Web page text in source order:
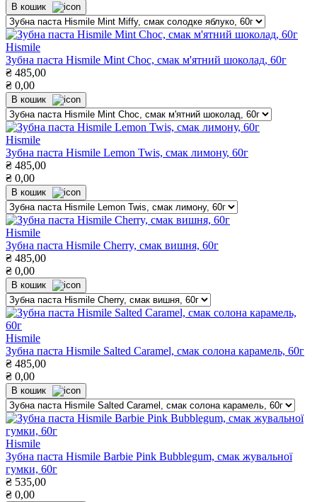
В кошик
Hismile
Зубна паста Hismile Mint Choc, смак м'ятний шоколад, 60г
₴ 485,00
₴ 0,00
В кошик
Hismile
Зубна паста Hismile Lemon Twis, смак лимону, 60г
₴ 485,00
₴ 0,00
В кошик
Hismile
Зубна паста Hismile Cherry, смак вишня, 60г
₴ 485,00
₴ 0,00
В кошик
Hismile
Зубна паста Hismile Salted Caramel, смак солона карамель, 60г
₴ 485,00
₴ 0,00
В кошик
Hismile
Зубна паста Hismile Barbie Pink Bubblegum, смак жувальної
гумки, 60г
₴ 535,00
₴ 0,00